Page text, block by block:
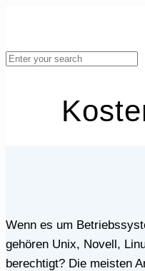
Wenn es um Betriebssysteme für Computer geht, ist das Microsoft Windows den meisten ein Begriff. Doch es gibt auch noch andere Betriebssysteme. Zu diesen
gehören Unix, Novell,
berechtigt? Die meisten